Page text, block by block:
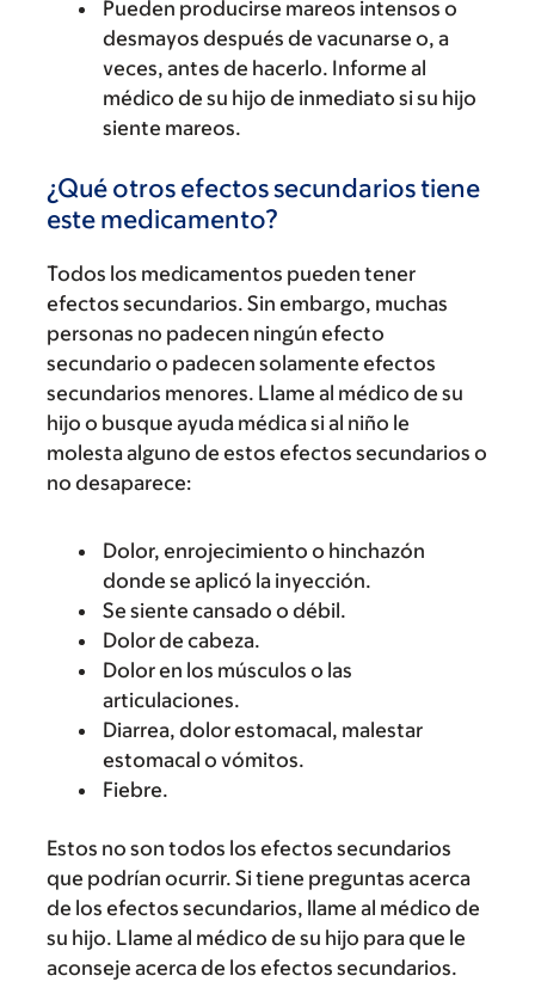
Pueden producirse mareos intensos o
desmayos después de vacunarse o, a
veces, antes de hacerlo. Informe al
médico de su hijo de inmediato si su hijo
siente mareos.
¿Qué otros efectos secundarios tiene
este medicamento?
Todos los medicamentos pueden tener
efectos secundarios. Sin embargo, muchas
personas no padecen ningún efecto
secundario o padecen solamente efectos
secundarios menores. Llame al médico de su
hijo o busque ayuda médica si al niño le
molesta alguno de estos efectos secundarios o
no desaparece:
Dolor, enrojecimiento o hinchazón
donde se aplicó la inyección.
Se siente cansado o débil.
Dolor de cabeza.
Dolor en los músculos o las
articulaciones.
Diarrea, dolor estomacal, malestar
estomacal o vómitos.
Fiebre.
Estos no son todos los efectos secundarios
que podrían ocurrir. Si tiene preguntas acerca
de los efectos secundarios, llame al médico de
su hijo. Llame al médico de su hijo para que le
aconseje acerca de los efectos secundarios.